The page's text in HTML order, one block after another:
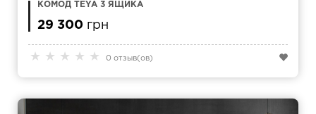
★ ★ ★ ★ ★ 0 отзыв(ов)
КОМОД TEYA 3 ЯЩИКА
29 300 грн